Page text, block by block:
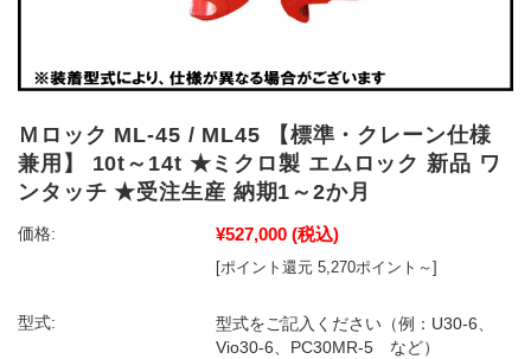
Ｍロック ML-45 / ML45 【標準・クレーン仕様
兼用】 10t～14t ★ミクロ製 エムロック 新品 ワ
ンタッチ ★受注生産 納期1～2か月
価格: ¥527,000 (税込)
[ポイント還元 5,270ポイント～]
型式:
型式をご記入ください（例：U30-6、
Vio30-6、PC30MR-5 など）